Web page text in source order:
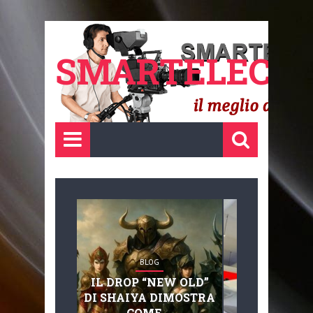
BLOG
IL DROP “NEW OLD”
DI SHAIYA DIMOSTRA